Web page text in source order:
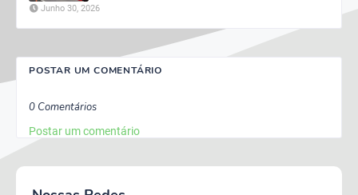
Junho 30, 2026
POSTAR UM COMENTÁRIO
0 Comentários
Postar um comentário